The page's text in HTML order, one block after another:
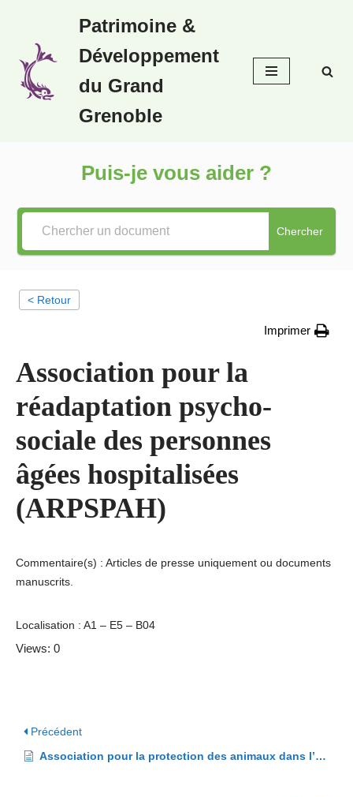
au
contenu
Patrimoine &
Développement
du Grand
Grenoble
Puis-je vous aider ?
Chercher
< Retour
Imprimer
Association pour la
réadaptation psycho-
sociale des personnes
âgées hospitalisées
(ARPSPAH)
Commentaire(s) : Articles de presse uniquement ou documents
manuscrits.
Localisation : A1 – E5 – B04
Views: 0
Précédent
Association pour la protection des animaux dans l’agglomération grenobloise et l’Isère (APAGI)